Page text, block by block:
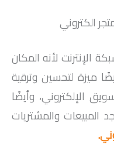
الكتروني
لأنه المكان
ميزة لتحسين وترقية
الإلكتروني، وأيضًا
المبيعات والمشتريات
.